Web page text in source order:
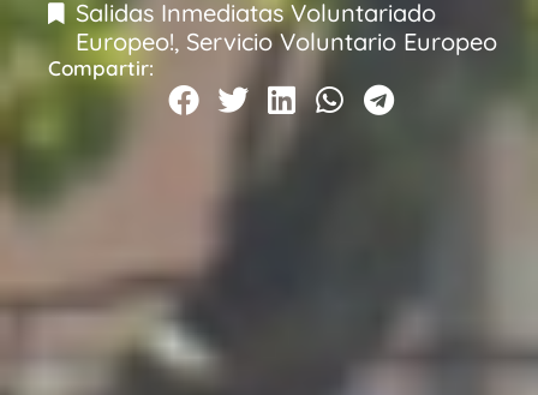
Salidas Inmediatas Voluntariado
Europeo!, Servicio Voluntario Europeo
Compartir: